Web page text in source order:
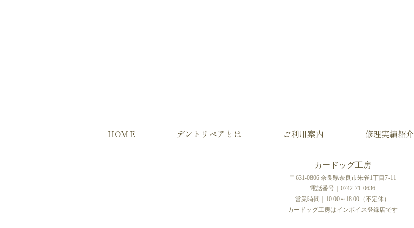
HOME デントリペアとは ご利用案内 修理実績紹介
カードッグ工房
〒631-0806 奈良県奈良市朱雀1丁目7-11
電話番号｜0742-71-0636
営業時間｜10:00～18:00（不定休）
カードッグ工房はインボイス登録店です